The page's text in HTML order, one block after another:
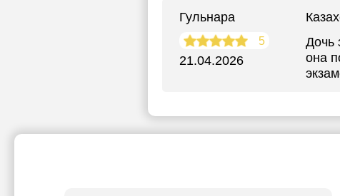
Гульнара
5
21.04.2026
Дочь
она